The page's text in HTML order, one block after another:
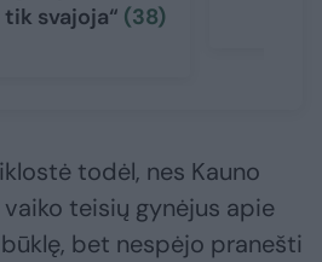
svajoja“ (38)
todėl, nes Kauno
teisių gynėjus apie
bet nespėjo pranešti